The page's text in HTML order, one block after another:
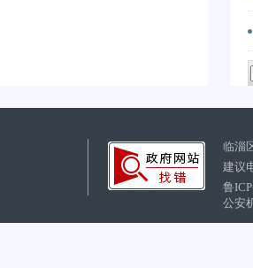
临淄
建议
鲁
公安